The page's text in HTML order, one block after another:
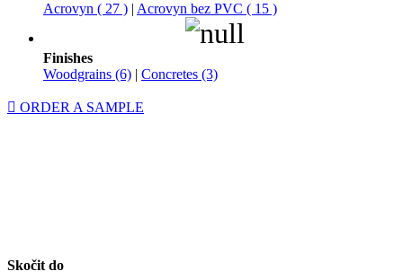
Acrovyn ( 27 ) | Acrovyn bez PVC ( 15 )
Finishes
Woodgrains (6) | Concretes (3)
ORDER A SAMPLE
Skočit do